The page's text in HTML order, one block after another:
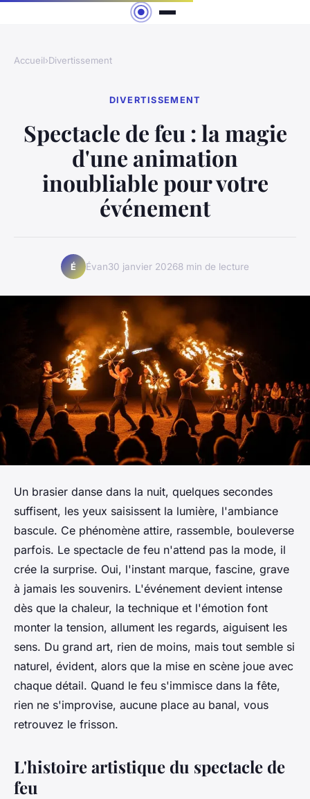
Accueil›Divertissement
DIVERTISSEMENT
Spectacle de feu : la magie
d'une animation
inoubliable pour votre
événement
É Évan30 janvier 20268 min de lecture
Un brasier danse dans la nuit, quelques secondes
suffisent, les yeux saisissent la lumière, l'ambiance
bascule. Ce phénomène attire, rassemble, bouleverse
parfois. Le spectacle de feu n'attend pas la mode, il
crée la surprise. Oui, l'instant marque, fascine, grave
à jamais les souvenirs. L'événement devient intense
dès que la chaleur, la technique et l'émotion font
monter la tension, allument les regards, aiguisent les
sens. Du grand art, rien de moins, mais tout semble si
naturel, évident, alors que la mise en scène joue avec
chaque détail. Quand le feu s'immisce dans la fête,
rien ne s'improvise, aucune place au banal, vous
retrouvez le frisson.
L'histoire artistique du spectacle de
feu